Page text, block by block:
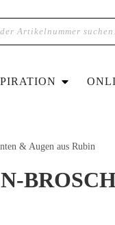
& Augen aus Rubin